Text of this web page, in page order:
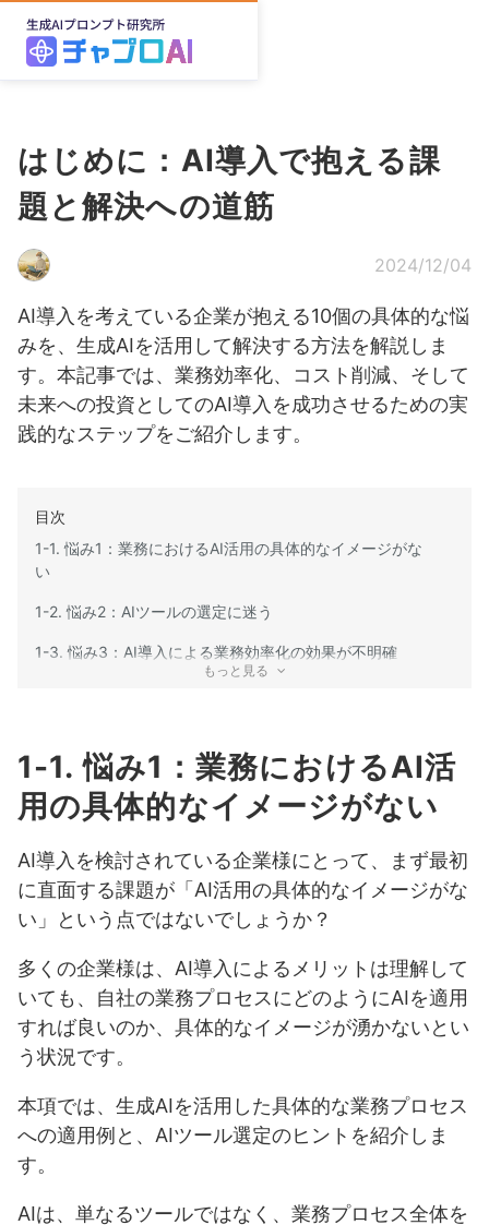
はじめに：AI導入で抱える課
題と解決への道筋
2024/12/04
AI導入を考えている企業が抱える10個の具体的な悩
みを、生成AIを活用して解決する方法を解説しま
す。本記事では、業務効率化、コスト削減、そして
未来への投資としてのAI導入を成功させるための実
践的なステップをご紹介します。
目次
1-1. 悩み1：業務におけるAI活用の具体的なイメージがな
い
1-2. 悩み2：AIツールの選定に迷う
1-3. 悩み3：AI導入による業務効率化の効果が不明確
1-6. 悩み6：AI導入にあたり、データの準備やセキュリテ
ィ対策が不安
1-8. 悩み8：AI導入の意思決定プロセスが不明確
1-9. 悩み9：AI活用の成功事例や失敗事例が分からず、導
1-10. 悩み10：AI導入に関する社内教育や研修体制が整っ
ていない
もっと見る
1-1. 悩み1：業務におけるAI活
用の具体的なイメージがない
AI導入を検討されている企業様にとって、まず最初
に直面する課題が「AI活用の具体的なイメージがな
い」という点ではないでしょうか？
多くの企業様は、AI導入によるメリットは理解して
いても、自社の業務プロセスにどのようにAIを適用
すれば良いのか、具体的なイメージが湧かないとい
う状況です。
本項では、生成AIを活用した具体的な業務プロセス
への適用例と、AIツール選定のヒントを紹介しま
す。
AIは、単なるツールではなく、業務プロセス全体を